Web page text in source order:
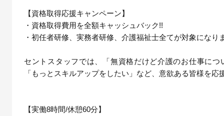
【資格取得応援キャンペーン】
・資格取得費用を全額キャッシュバック!!
・初任者研修、実務者研修、介護福祉士全てが対象になり
セントスタッフでは、「無資格だけど介護のお仕事につ
「もっとスキルアップをしたい」など、意欲ある皆様を応
【実働8時間/休憩60分】